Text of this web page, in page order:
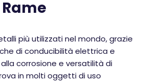
più utilizzati nel mondo, grazie
di conducibilità elettrica e
corrosione e versatilità di
in molti oggetti di uso